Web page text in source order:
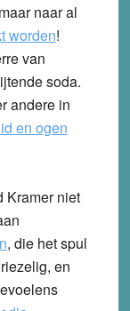
naar al
worden!
van
soda.
andere in
en ogen
Kramer niet
, die het spul
en